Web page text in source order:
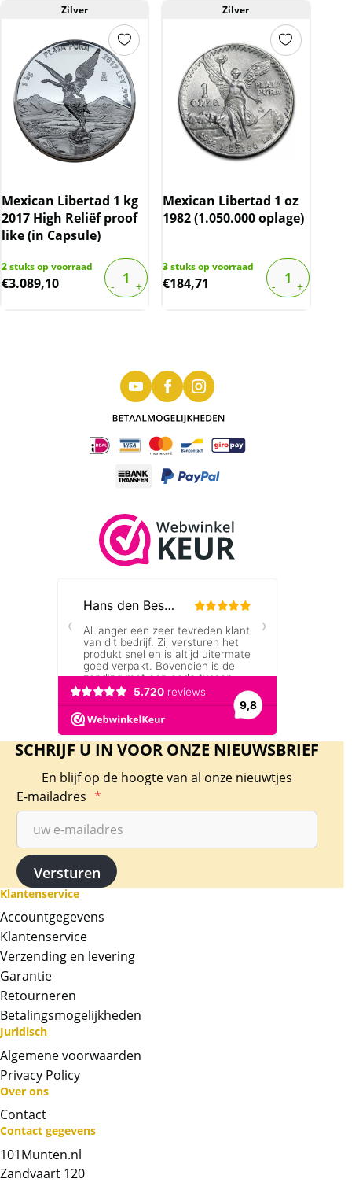
Zilver
Mexican Libertad 1 kg
2017 High Reliëf proof
like (in Capsule)
2stuks op voorraad
€3.089,10
Zilver
Mexican Libertad 1 oz
1982 (1.050.000 oplage)
3stuks op voorraad
€184,71
Chat met ons
SCHRIJF U IN VOOR ONZE NIEUWSBRIEF
En blijf op de hoogte van al onze nieuwtjes
E-mailadres *
Klantenservice
Accountgegevens
Klantenservice
Verzending en levering
Garantie
Retourneren
Betalingsmogelijkheden
Juridisch
Algemene voorwaarden
Privacy Policy
Over ons
Contact
Contact gegevens
101Munten.nl
Zandvaart 120